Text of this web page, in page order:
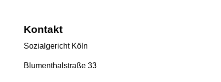
Kontakt
Sozialgericht Köln
Blumenthalstraße 33